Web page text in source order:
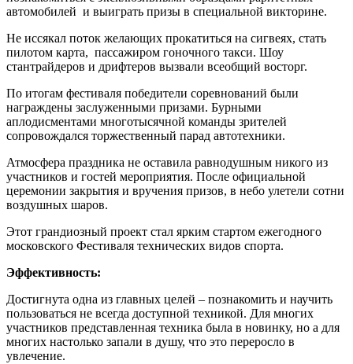
автомобилей и выиграть призы в специальной викторине.
Не иссякал поток желающих прокатиться на сигвеях, стать
пилотом карта, пассажиром гоночного такси. Шоу
стантрайдеров и дрифтеров вызвали всеобщий восторг.
По итогам фестиваля победители соревнований были
награждены заслуженными призами. Бурными
аплодисментами многотысячной команды зрителей
сопровождался торжественный парад автотехники.
Атмосфера праздника не оставила равнодушным никого из
участников и гостей мероприятия. После официальной
церемонии закрытия и вручения призов, в небо улетели сотни
воздушных шаров.
Этот грандиозный проект стал ярким стартом ежегодного
московского Фестиваля технических видов спорта.
Эффективность:
Достигнута одна из главных целей – познакомить и научить
пользоваться не всегда доступной техникой. Для многих
участников представленная техника была в новинку, но а для
многих настолько запали в душу, что это переросло в
увлечение.